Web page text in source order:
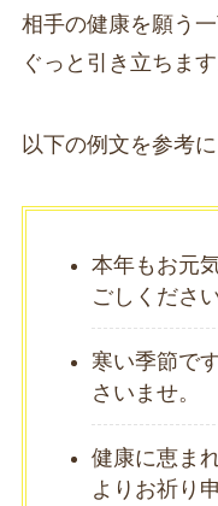
相手の健康を願う
ぐっと引き立ちます
以下の例文を参考
本年もお元
ごしください
寒い季節で
さいませ。
健康に恵ま
よりお祈り